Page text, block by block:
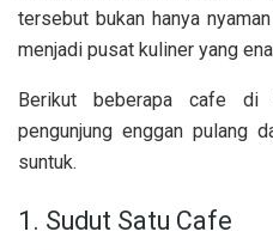
tersebut bukan hanya
menjadi pusat kuliner yang
Berikut beberapa cafe di
pengunjung enggan pulang
suntuk.
1. Sudut Satu Cafe